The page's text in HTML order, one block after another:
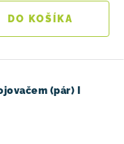
DO KOŠÍKA
(pár) I